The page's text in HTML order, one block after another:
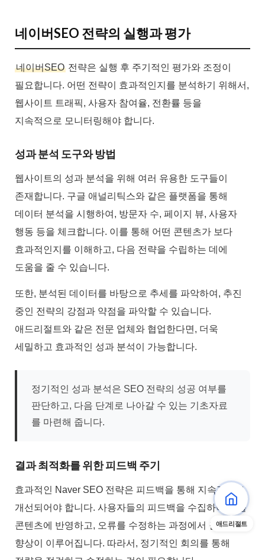
네이버SEO 전략의 실행과 평가
네이버SEO 전략은 실행 후 주기적인 평가와 조정이
필요합니다. 어떤 전략이 효과적인지를 분석하기 위해서,
웹사이트 트래픽, 사용자 참여율, 전환률 등을
지속적으로 모니터링해야 합니다.
성과 분석 도구와 방법
웹사이트의 성과 분석을 위해 여러 유용한 도구들이
존재합니다. 구글 애널리틱스와 같은 플랫폼을 통해
데이터 분석을 시행하여, 방문자 수, 페이지 뷰, 사용자
행동 등을 체크합니다. 이를 통해 어떤 콘텐츠가 보다
효과적인지를 이해하고, 다음 전략을 수립하는 데에
도움을 줄 수 있습니다.
또한, 분석된 데이터를 바탕으로 추세를 파악하여, 추진
중인 전략의 강점과 약점을 파악할 수 있습니다.
애드리절트와 같은 전문 업체와 협업한다면, 더욱
세밀하고 효과적인 성과 분석이 가능합니다.
정기적인 성과 분석은 SEO 전략의 성공 여부를
판단하고, 다음 단계로 나아갈 수 있는 기초자료
를 마련해 줍니다.
결과 최적화를 위한 피드백 주기
효과적인 Naver SEO 전략은 피드백을 통해 지속적으로
개선되어야 합니다. 사용자들의 피드백을 수집하여 이를
콘텐츠에 반영하고, 오류를 수정하는 과정에서 질적
향상이 이루어집니다. 따라서, 정기적인 회의를 통해
애드리절트